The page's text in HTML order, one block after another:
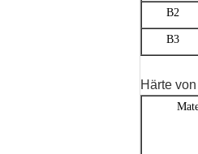
B2
B3
Härte